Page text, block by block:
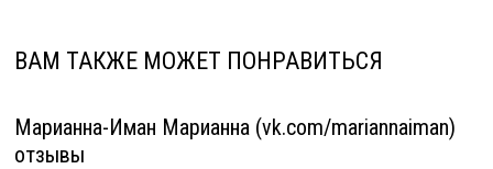
ВАМ ТАКЖЕ МОЖЕТ ПОНРАВИТЬСЯ
Марианна-Иман Марианна (vk.com/mariannaiman)
отзывы